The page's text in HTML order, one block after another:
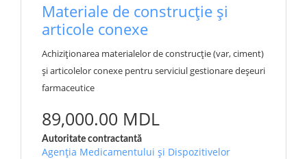
Materiale de construcție și
articole conexe
Achiziționarea materialelor de construcție (var, ciment)
și articolelor conexe pentru serviciul gestionare deșeuri
farmaceutice
89,000.00 MDL
Autoritate contractantă
Agenția Medicamentului și Dispozitivelor